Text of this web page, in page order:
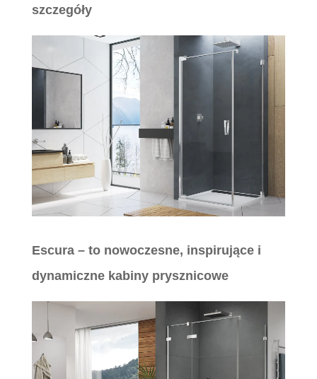
szczegóły
Escura – to nowoczesne, inspirujące i
dynamiczne kabiny prysznicowe